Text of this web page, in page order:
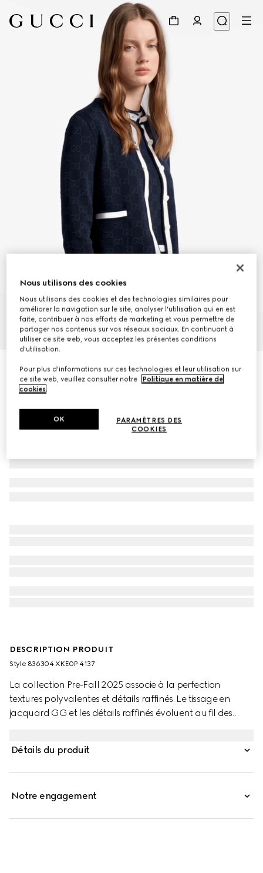
7
Cardigan en jacquard de coton fin à motif GG
€ 1.050
DESCRIPTION PRODUIT
Style ‎836304 XKE0P 4137
La collection Pre-Fall 2025 associe à la perfection
textures polyvalentes et détails raffinés. Le tissage en
jacquard GG et les détails raffinés évoluent au fil des
contrastantes apportent une touche de raffinement.
Détails du produit
Notre engagement
Nous utilisons des cookies
Nous utilisons des cookies et des technologies similaires pour
améliorer la navigation sur le site, analyser l'utilisation qui en est
faite, contribuer à nos efforts de marketing et vous permettre de
partager nos contenus sur vos réseaux sociaux. En continuant à
utiliser ce site web, vous acceptez les présentes conditions
d'utilisation.
Pour plus d'informations sur ces technologies et leur utilisation sur
ce site web, veuillez consulter notre
Politique en matière de
cookies.
PARAMÈTRES DES
COOKIES
OK